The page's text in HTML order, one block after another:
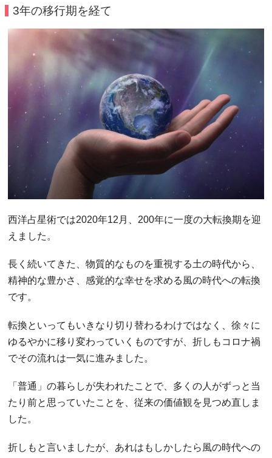
3年の移行期を経て
西洋占星術では2020年12月、200年に一度の大転換期を迎
えました。
長く続いてきた、物質的なものを重視する土の時代から、
精神的な豊かさ、感覚的な幸せを求める風の時代への転換
です。
転換といってもいきなり切り替わるわけではなく、徐々に
ゆるやかに移り変わっていくものですが、折しもコロナ禍
でその流れは一気に進みました。
「普通」の暮らしが失われたことで、多くの人がずっと当
たり前と思っていたことを、従来の価値観を見つめ直しま
した。
折しもと言いましたが、あれはもしかしたら風の時代への